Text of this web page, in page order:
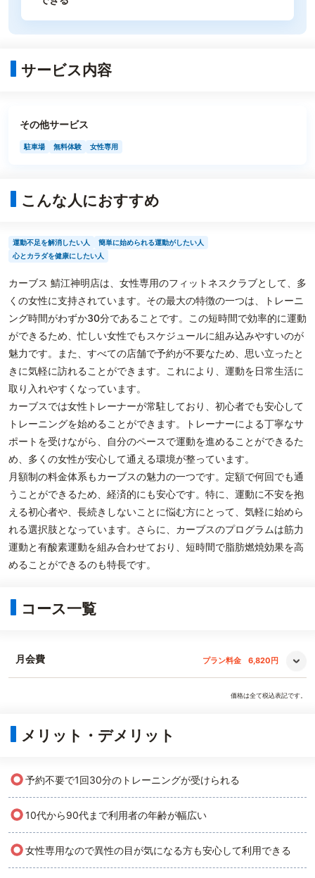
サービス内容
その他サービス
駐車場 無料体験 女性専用
こんな人におすすめ
運動不足を解消したい人
簡単に始められる運動がしたい人
心とカラダを健康にしたい人
カーブス 鯖江神明店は、女性専用のフィットネスクラブとして、多
くの女性に支持されています。その最大の特徴の一つは、トレーニ
ング時間がわずか30分であることです。この短時間で効率的に運動
ができるため、忙しい女性でもスケジュールに組み込みやすいのが
魅力です。また、すべての店舗で予約が不要なため、思い立ったと
きに気軽に訪れることができます。これにより、運動を日常生活に
取り入れやすくなっています。
カーブスでは女性トレーナーが常駐しており、初心者でも安心して
トレーニングを始めることができます。トレーナーによる丁寧なサ
ポートを受けながら、自分のペースで運動を進めることができるた
め、多くの女性が安心して通える環境が整っています。
月額制の料金体系もカーブスの魅力の一つです。定額で何回でも通
うことができるため、経済的にも安心です。特に、運動に不安を抱
える初心者や、長続きしないことに悩む方にとって、気軽に始めら
れる選択肢となっています。さらに、カーブスのプログラムは筋力
運動と有酸素運動を組み合わせており、短時間で脂肪燃焼効果を高
めることができるのも特長です。
コース一覧
月会費 プラン料金 6,820円
価格は全て税込表記です。
メリット・デメリット
○予約不要で1回30分のトレーニングが受けられる
○10代から90代まで利用者の年齢が幅広い
○女性専用なので異性の目が気になる方も安心して利用できる